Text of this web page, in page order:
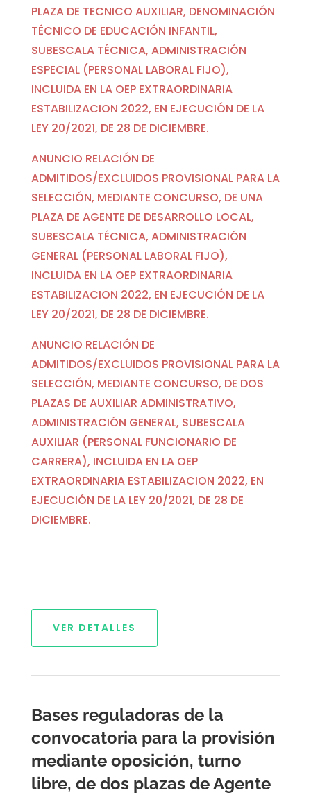
PLAZA DE TECNICO AUXILIAR, DENOMINACIÓN
TÉCNICO DE EDUCACIÓN INFANTIL,
SUBESCALA TÉCNICA, ADMINISTRACIÓN
ESPECIAL (PERSONAL LABORAL FIJO),
INCLUIDA EN LA OEP EXTRAORDINARIA
ESTABILIZACION 2022, EN EJECUCIÓN DE LA
LEY 20/2021, DE 28 DE DICIEMBRE.
ANUNCIO RELACIÓN DE
ADMITIDOS/EXCLUIDOS PROVISIONAL PARA LA
SELECCIÓN, MEDIANTE CONCURSO, DE UNA
PLAZA DE AGENTE DE DESARROLLO LOCAL,
SUBESCALA TÉCNICA, ADMINISTRACIÓN
GENERAL (PERSONAL LABORAL FIJO),
INCLUIDA EN LA OEP EXTRAORDINARIA
ESTABILIZACION 2022, EN EJECUCIÓN DE LA
LEY 20/2021, DE 28 DE DICIEMBRE.
ANUNCIO RELACIÓN DE
ADMITIDOS/EXCLUIDOS PROVISIONAL PARA LA
SELECCIÓN, MEDIANTE CONCURSO, DE DOS
PLAZAS DE AUXILIAR ADMINISTRATIVO,
ADMINISTRACIÓN GENERAL, SUBESCALA
AUXILIAR (PERSONAL FUNCIONARIO DE
CARRERA), INCLUIDA EN LA OEP
EXTRAORDINARIA ESTABILIZACION 2022, EN
EJECUCIÓN DE LA LEY 20/2021, DE 28 DE
DICIEMBRE.
VER DETALLES
Bases reguladoras de la
convocatoria para la provisión
mediante oposición, turno
libre, de dos plazas de Agente